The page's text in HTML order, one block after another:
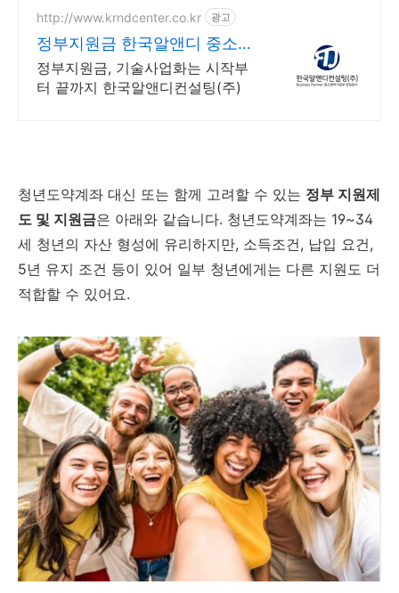
http://www.krndcenter.co.kr 광고
정부지원금 한국알앤디 중소기
업상담회사
정부지원금, 기술사업화는 시작부
터 끝까지 한국알앤디컨설팅(주)
청년도약계좌 대신 또는 함께 고려할 수 있는 정부 지원제
도 및 지원금은 아래와 같습니다. 청년도약계좌는 19~34
세 청년의 자산 형성에 유리하지만, 소득조건, 납입 요건,
5년 유지 조건 등이 있어 일부 청년에게는 다른 지원도 더
적합할 수 있어요.